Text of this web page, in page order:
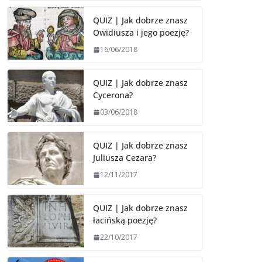
QUIZ | Jak dobrze znasz
Owidiusza i jego poezję?
16/06/2018
QUIZ | Jak dobrze znasz
Cycerona?
03/06/2018
QUIZ | Jak dobrze znasz
Juliusza Cezara?
12/11/2017
QUIZ | Jak dobrze znasz
łacińską poezję?
22/10/2017